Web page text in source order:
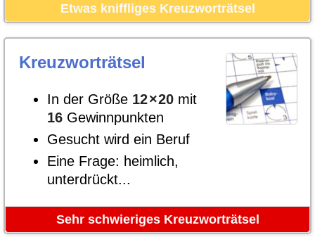
Etwas kniffliges Kreuzworträtsel
Kreuzworträtsel
In der Größe 12×20 mit
16 Gewinnpunkten
Gesucht wird ein Beruf
Eine Frage: heimlich,
unterdrückt...
Sehr schwieriges Kreuzworträtsel